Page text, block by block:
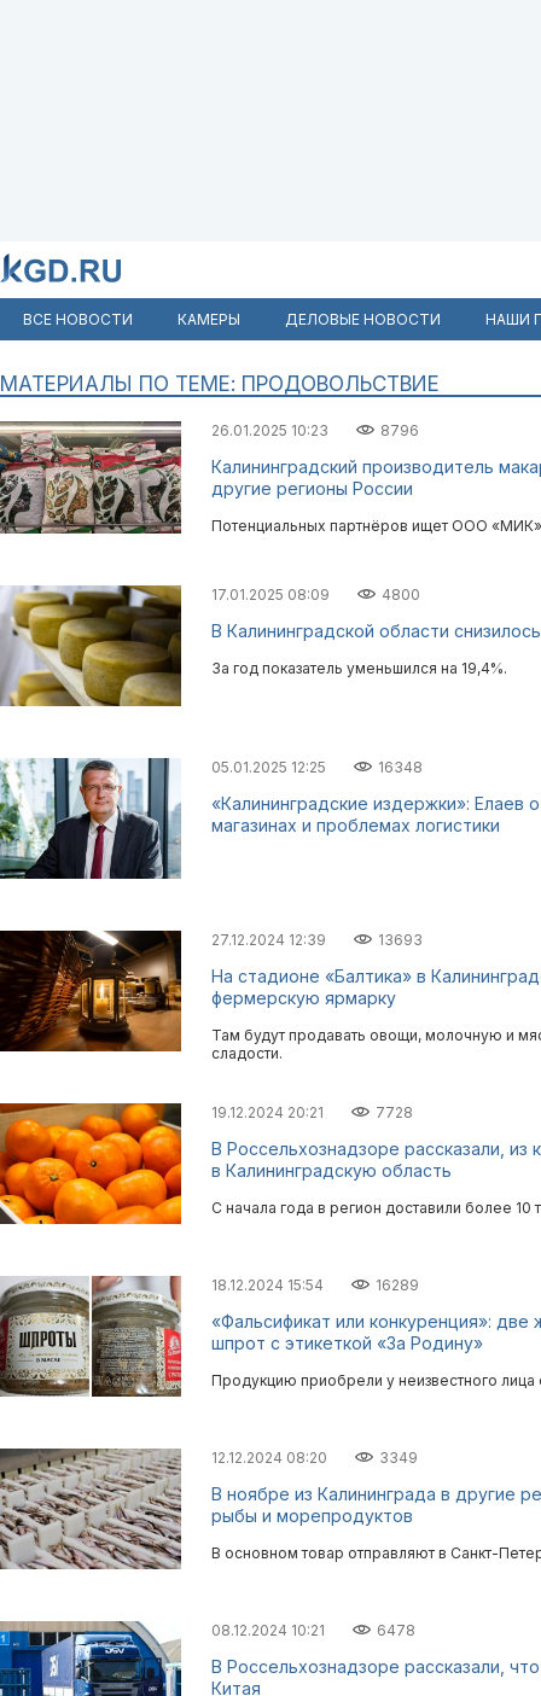
ВСЕ НОВОСТИ КАМЕРЫ ДЕЛОВЫЕ НОВОСТИ НАШИ
МАТЕРИАЛЫ ПО ТЕМЕ: ПРОДОВОЛЬСТВИЕ
26.01.2025 10:23 8796
Калининградский производитель
другие регионы России
Потенциальных партнёров ищет ООО
17.01.2025 08:09 4800
В Калининградской области
За год показатель уменьшился на 19,4%.
05.01.2025 12:25 16348
«Калининградские издержки»: Елаев
магазинах и проблемах логистики
27.12.2024 12:39 13693
На стадионе «Балтика» в
фермерскую ярмарку
Там будут продавать овощи, молочную и
сладости.
19.12.2024 20:21 7728
В Россельхознадзоре рассказали, из
в Калининградскую область
С начала года в регион доставили более 10
18.12.2024 15:54 16289
«Фальсификат или конкуренция»:
шпрот с этикеткой «За Родину»
Продукцию приобрели у неизвестного лица
12.12.2024 08:20 3349
В ноябре из Калининграда в другие
рыбы и морепродуктов
В основном товар отправляют в Санкт-
08.12.2024 10:21 6478
В Россельхознадзоре рассказали,
Китая